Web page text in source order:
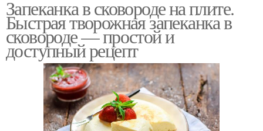
Запеканка в сковороде на плите.
Быстрая творожная запеканка в
сковороде — простой и
доступный рецепт